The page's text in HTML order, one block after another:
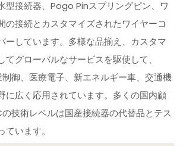
型接続器、Pogo Pinスプリングピン、ワ
の接続とカスタマイズされたワイヤーコ
ーしています。多様な品揃え、カスタマ
てグローバルなサービスを駆使して、
御、医療電子、新エネルギー車、交通機
に広く応用されています。多くの国内顧
技術レベルは国産接続器の代替品とテス
ています。